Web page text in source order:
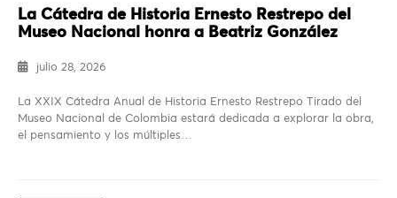
La Cátedra de Historia Ernesto Restrepo del
Museo Nacional honra a Beatriz González
julio 28, 2026
La XXIX Cátedra Anual de Historia Ernesto Restrepo Tirado del
Museo Nacional de Colombia estará dedicada a explorar la obra,
el pensamiento y los múltiples…